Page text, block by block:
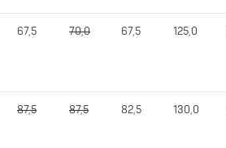
67,5 70,0 67,5 125,0
87,5 87,5 82,5 130,0